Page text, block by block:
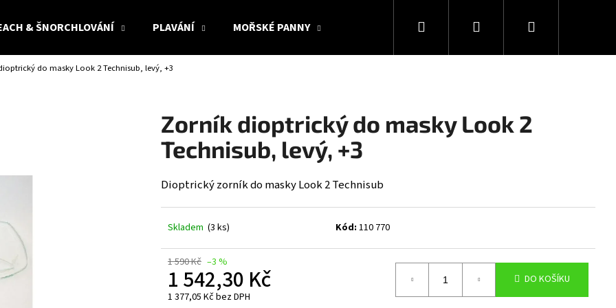
& ŠNORCHLOVÁNÍ PLAVÁNÍ MOŘSKÉ PANNY KOLEKCE SNAKESUB & DES DÁRKOVÉ
Hledat PřihlášeníNákupní
do masky Look 2 Technisub, levý, +3
Zorník dioptrický do masky Look 2
Technisub, levý, +3
Dioptrický zorník do masky Look 2 Technisub
Skladem (3 ks) Kód: 110 770
1 590 Kč –3 %
1 542,30 Kč
1 377,05 Kč bez DPH
DO KOŠÍKU
Co potřebujete najít?
HLEDAT
Následující